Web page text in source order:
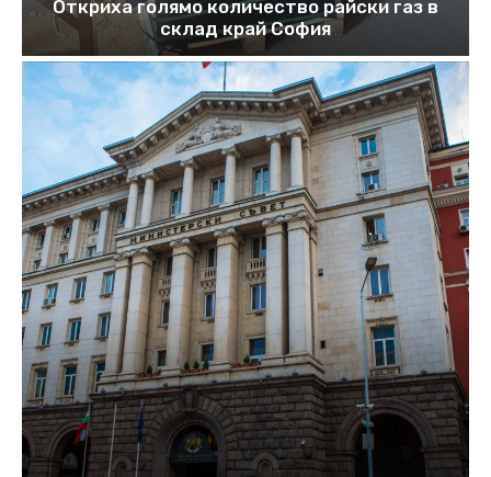
Откриха голямо количество райски газ в
склад край София